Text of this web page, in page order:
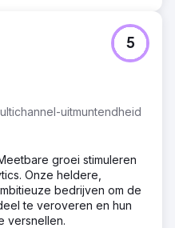
uitmuntendheid
5
groei stimuleren
Onze heldere,
bedrijven om de
te veroveren en hun
versnellen.